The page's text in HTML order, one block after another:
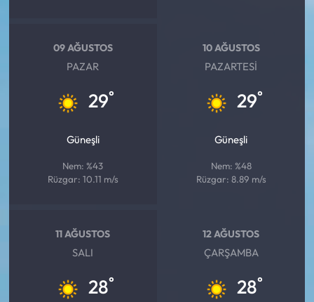
09 AĞUSTOS
PAZAR
29°
Güneşli
Nem: %43
Rüzgar: 10.11 m/s
10 AĞUSTOS
PAZARTESI
29°
Güneşli
Nem: %48
Rüzgar: 8.89 m/s
11 AĞUSTOS
SALI
28°
12 AĞUSTOS
ÇARŞAMBA
28°